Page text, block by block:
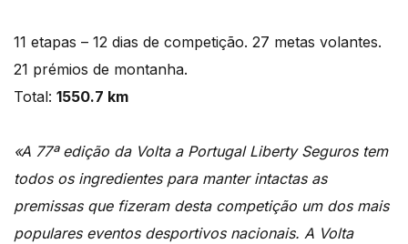
11 etapas – 12 dias de competição. 27 metas volantes.
21 prémios de montanha.
Total: 1550.7 km
«A 77ª edição da Volta a Portugal Liberty Seguros tem
todos os ingredientes para manter intactas as
premissas que fizeram desta competição um dos mais
populares eventos desportivos nacionais. A Volta